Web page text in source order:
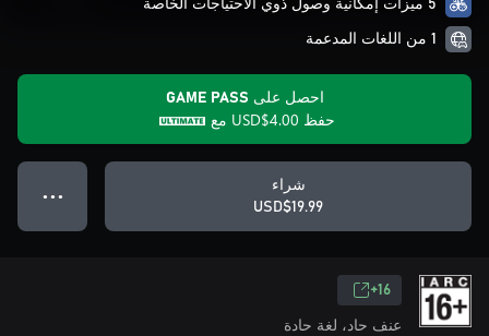
5 ميزات إمكانية وصول ذوي الاحتياجات الخاصة
1 من اللغات المدعمة
احصل على GAME PASS
حفظ USD$4.00 مع
شراء
USD$19.99
● ● ●
16+
عنف حاد، لغة حادة